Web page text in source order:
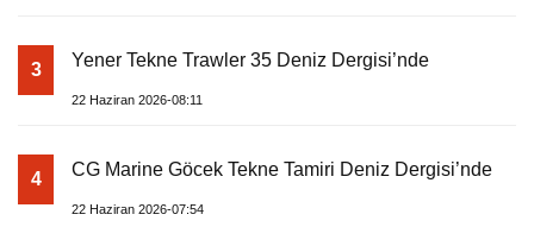
3 Yener Tekne Trawler 35 Deniz Dergisi’nde
22 Haziran 2026-08:11
4 CG Marine Göcek Tekne Tamiri Deniz Dergisi’nde
22 Haziran 2026-07:54